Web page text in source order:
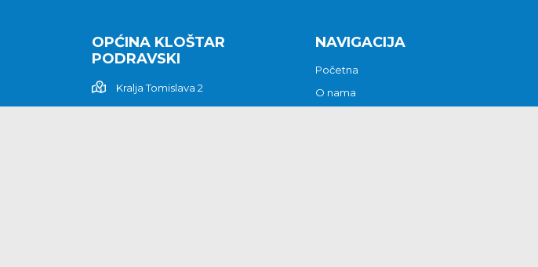
OPĆINA KLOŠTAR
PODRAVSKI
Kralja Tomislava 2
NAVIGACIJA
Početna
O nama